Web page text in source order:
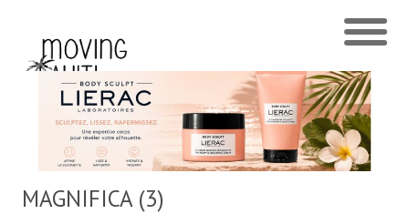
MAGNIFICA (3)